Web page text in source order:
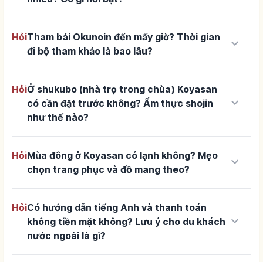
HỏiTham bái Okunoin đến mấy giờ? Thời gian
đi bộ tham khảo là bao lâu?
keyboard_arrow_down
HỏiỞ shukubo (nhà trọ trong chùa) Koyasan
có cần đặt trước không? Ẩm thực shojin
như thế nào?
keyboard_arrow_down
HỏiMùa đông ở Koyasan có lạnh không? Mẹo
chọn trang phục và đồ mang theo?
keyboard_arrow_down
HỏiCó hướng dẫn tiếng Anh và thanh toán
không tiền mặt không? Lưu ý cho du khách
nước ngoài là gì?
keyboard_arrow_down